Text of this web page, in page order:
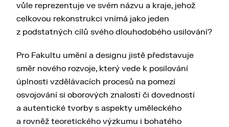
vůle reprezentuje ve svém názvu a kraje, jehož
celkovou rekonstrukci vnímá jako jeden
z podstatných cílů svého dlouhodobého usilování?
Pro Fakultu umění a designu jistě představuje
směr nového rozvoje, který vede k posilování
úplnosti vzdělávacích procesů na pomezí
osvojování si oborových znalostí či dovedností
a autentické tvorby s aspekty uměleckého
a rovněž teoretického výzkumu i bohatého